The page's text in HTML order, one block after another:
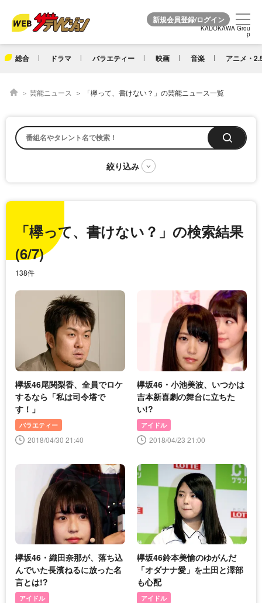
KADOKAWA Grou
p
総合 ドラマ バラエティー 映画 音楽 アニメ・
KADOKAWA Grou
p
芸能ニュース 「欅って、書けない？」の芸能ニュース一覧
「欅って、書けない？」の検索結果
(6/7)
138件
欅坂46尾関梨香、全員でロケ
するなら「私は司令塔で
す！」
バラエティー
2018/04/30 21:40
欅坂46・小池美波、いつかは
吉本新喜劇の舞台に立ちた
い!?
アイドル
2018/04/23 21:00
欅坂46・織田奈那が、落ち込
んでいた長濱ねるに放った名
言とは!?
アイドル
欅坂46鈴本美愉のゆがんだ
「オダナナ愛」を土田と澤部
も心配
アイドル